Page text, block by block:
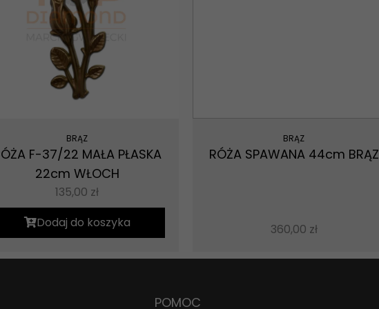
BRĄZ
F-37/22 MAŁA PŁASKA
22cm WŁOCH
135,00 zł
Dodaj do koszyka
BRĄZ
RÓŻA SPAWANA 44cm BRĄZ
360,00 zł
POMOC
strony
tego, jak